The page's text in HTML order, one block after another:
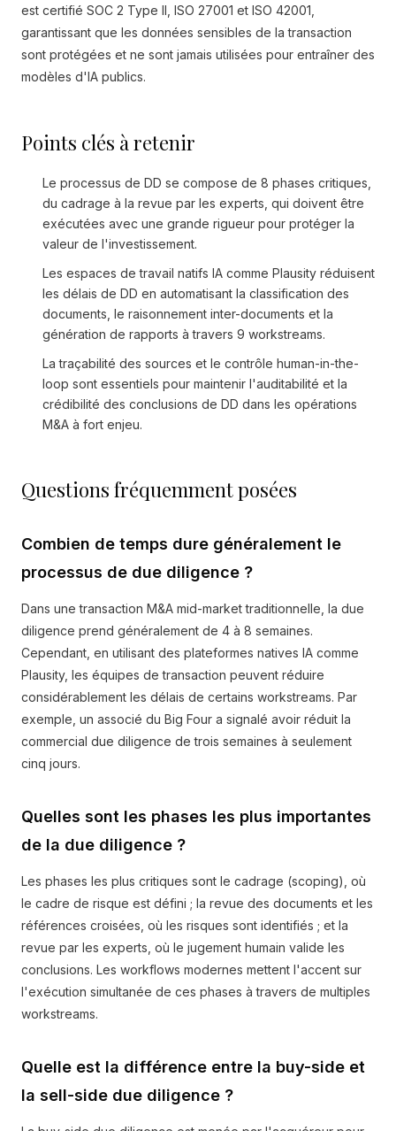
est certifié SOC 2 Type II, ISO 27001 et ISO 42001,
garantissant que les données sensibles de la transaction
sont protégées et ne sont jamais utilisées pour entraîner des
modèles d'IA publics.
Points clés à retenir
Le processus de DD se compose de 8 phases critiques,
du cadrage à la revue par les experts, qui doivent être
exécutées avec une grande rigueur pour protéger la
valeur de l'investissement.
Les espaces de travail natifs IA comme Plausity réduisent
les délais de DD en automatisant la classification des
documents, le raisonnement inter-documents et la
génération de rapports à travers 9 workstreams.
La traçabilité des sources et le contrôle human-in-the-
loop sont essentiels pour maintenir l'auditabilité et la
crédibilité des conclusions de DD dans les opérations
M&A à fort enjeu.
Questions fréquemment posées
Combien de temps dure généralement le
processus de due diligence ?
Dans une transaction M&A mid-market traditionnelle, la due
diligence prend généralement de 4 à 8 semaines.
Cependant, en utilisant des plateformes natives IA comme
Plausity, les équipes de transaction peuvent réduire
considérablement les délais de certains workstreams. Par
exemple, un associé du Big Four a signalé avoir réduit la
commercial due diligence de trois semaines à seulement
cinq jours.
Quelles sont les phases les plus importantes
de la due diligence ?
Les phases les plus critiques sont le cadrage (scoping), où
le cadre de risque est défini ; la revue des documents et les
références croisées, où les risques sont identifiés ; et la
revue par les experts, où le jugement humain valide les
conclusions. Les workflows modernes mettent l'accent sur
l'exécution simultanée de ces phases à travers de multiples
workstreams.
Quelle est la différence entre la buy-side et
la sell-side due diligence ?